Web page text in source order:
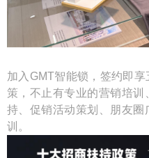
加入GMT智能锁，签约即
策，不止有专业的营销培
持、促销活动策划、朋友
训。